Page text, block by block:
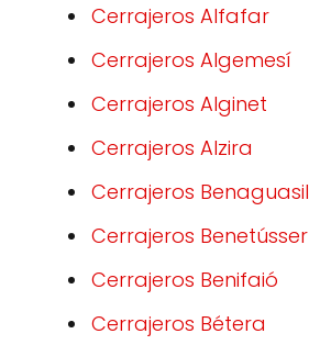
Cerrajeros Alfafar
Cerrajeros Algemesí
Cerrajeros Alginet
Cerrajeros Alzira
Cerrajeros Benaguasil
Cerrajeros Benetússer
Cerrajeros Benifaió
Cerrajeros Bétera